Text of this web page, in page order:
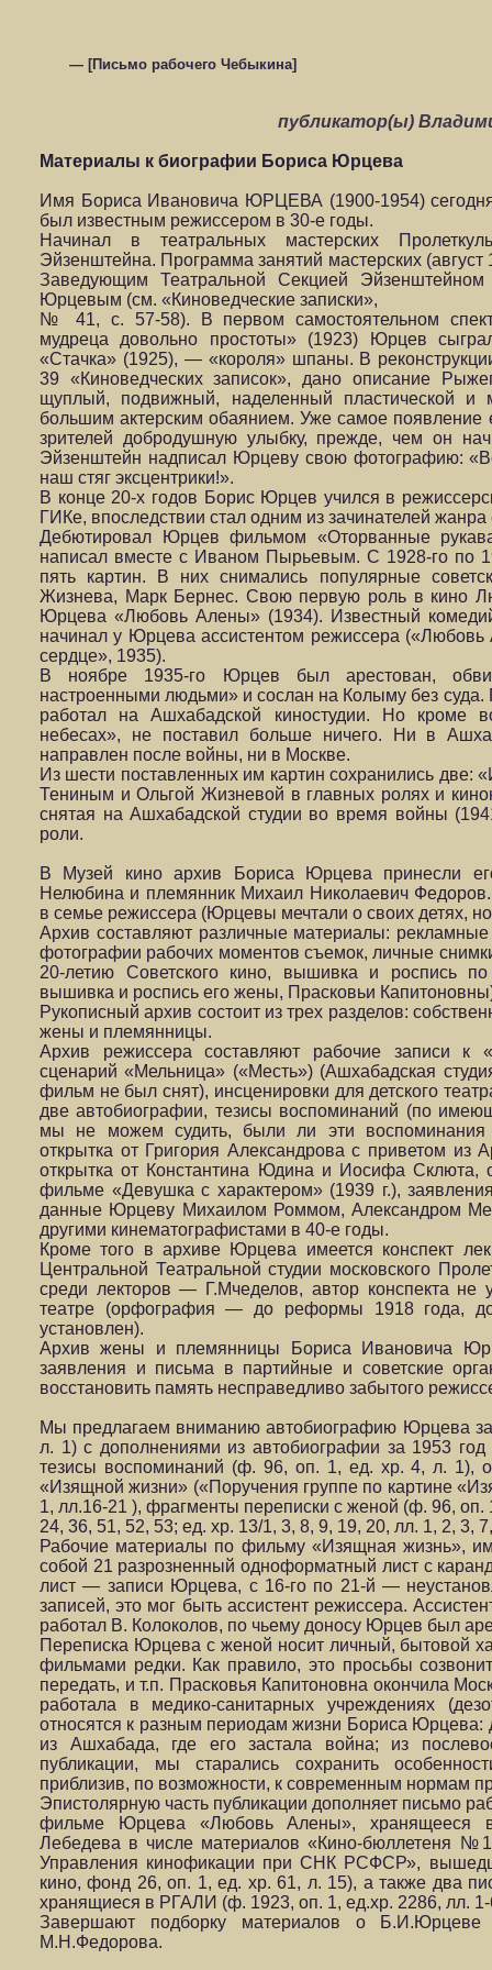
— [Письмо рабочего Чебыкина]
публикатор(ы)
Материалы к биографии Бориса Юрцева
Имя Бориса Ивановича ЮРЦЕВА (1900-1954)
был известным режиссером в 30-е годы.
Начинал в театральных мастерских
Эйзенштейна. Программа занятий мастерских
Заведующим Театральной Секцией
Юрцевым (см. «Киноведческие записки»,
№ 41, с. 57-58). В первом самостоятельном
мудреца довольно простоты» (1923) Юрцев
«Стачка» (1925), — «короля» шпаны. В
39 «Киноведческих записок», дано описание
щуплый, подвижный, наделенный пластической и
большим актерским обаянием. Уже самое появление
зрителей добродушную улыбку, прежде, чем он
Эйзенштейн надписал Юрцеву свою фотографию:
наш стяг эксцентрики!».
В конце 20-х годов Борис Юрцев учился в
ГИКе, впоследствии стал одним из зачинателей
Дебютировал Юрцев фильмом «Оторванные
написал вместе с Иваном Пырьевым. С 1928-го по
пять картин. В них снимались популярные
Жизнева, Марк Бернес. Свою первую роль в кино
Юрцева «Любовь Алены» (1934). Известный
начинал у Юрцева ассистентом режиссера
сердце», 1935).
В ноябре 1935-го Юрцев был арестован,
настроенными людьми» и сослан на Колыму без суда.
работал на Ашхабадской киностудии. Но кроме
небесах», не поставил больше ничего. Ни в
направлен после войны, ни в Москве.
Из шести поставленных им картин сохранились две:
Тениным и Ольгой Жизневой в главных ролях и
снятая на Ашхабадской студии во время войны
роли.
В Музей кино архив Бориса Юрцева принесли
Нелюбина и племянник Михаил Николаевич
в семье режиссера (Юрцевы мечтали о своих детях,
Архив составляют различные материалы:
фотографии рабочих моментов съемок, личные
20-летию Советского кино, вышивка и роспись
вышивка и роспись его жены, Прасковьи
Рукописный архив состоит из трех разделов:
жены и племянницы.
Архив режиссера составляют рабочие записи к
сценарий «Мельница» («Месть») (Ашхабадская
фильм не был снят), инсценировки для детского
две автобиографии, тезисы воспоминаний (по
мы не можем судить, были ли эти воспоминания
открытка от Григория Александрова с приветом из
открытка от Константина Юдина и Иосифа Склюта,
фильме «Девушка с характером» (1939 г.),
данные Юрцеву Михаилом Роммом, Александром
другими кинематографистами в 40-е годы.
Кроме того в архиве Юрцева имеется конспект
Центральной Театральной студии московского
среди лекторов — Г.Мчеделов, автор конспекта не
театре (орфография — до реформы 1918 года,
установлен).
Архив жены и племянницы Бориса Ивановича
заявления и письма в партийные и советские
восстановить память несправедливо забытого
Мы предлагаем вниманию автобиографию Юрцева
л. 1) с дополнениями из автобиографии за 1953
тезисы воспоминаний (ф. 96, оп. 1, ед. хр. 4, л. 1),
«Изящной жизни» («Поручения группе по картине
1, лл.16-21 ), фрагменты переписки с женой (ф. 96, оп.
24, 36, 51, 52, 53; ед. хр. 13/1, 3, 8, 9, 19, 20, лл. 1, 2, 3,
Рабочие материалы по фильму «Изящная жизнь»,
собой 21 разрозненный одноформатный лист с
лист — записи Юрцева, с 16-го по 21-й —
записей, это мог быть ассистент режиссера.
работал В. Колоколов, по чьему доносу Юрцев был
Переписка Юрцева с женой носит личный, бытовой
фильмами редки. Как правило, это просьбы
передать, и т.п. Прасковья Капитоновна окончила
работала в медико-санитарных учреждениях
относятся к разным периодам жизни Бориса Юрцева:
из Ашхабада, где его застала война; из
публикации, мы старались сохранить
приблизив, по возможности, к современным нормам
Эпистолярную часть публикации дополняет письмо
фильме Юрцева «Любовь Алены», хранящееся
Лебедева в числе материалов «Кино-бюллетеня
Управления кинофикации при СНК РСФСР»,
кино, фонд 26, оп. 1, ед. хр. 61, л. 15), а также два
хранящиеся в РГАЛИ (ф. 1923, оп. 1, ед.хр. 2286, лл. 1-
Завершают подборку материалов о Б.И.Юрцеве
М.Н.Федорова.